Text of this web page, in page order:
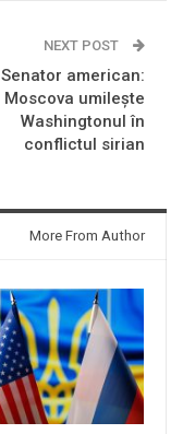
NEXT POST
Senator american:
Moscova umileşte
Washingtonul în
conflictul sirian
More From Author